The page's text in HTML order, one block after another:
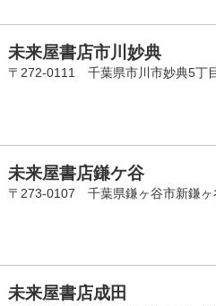
未来屋書店市川妙典
〒272-0111 千葉県市川市妙典5丁
未来屋書店鎌ケ谷
〒273-0107 千葉県鎌ヶ谷市新鎌ヶ
未来屋書店成田